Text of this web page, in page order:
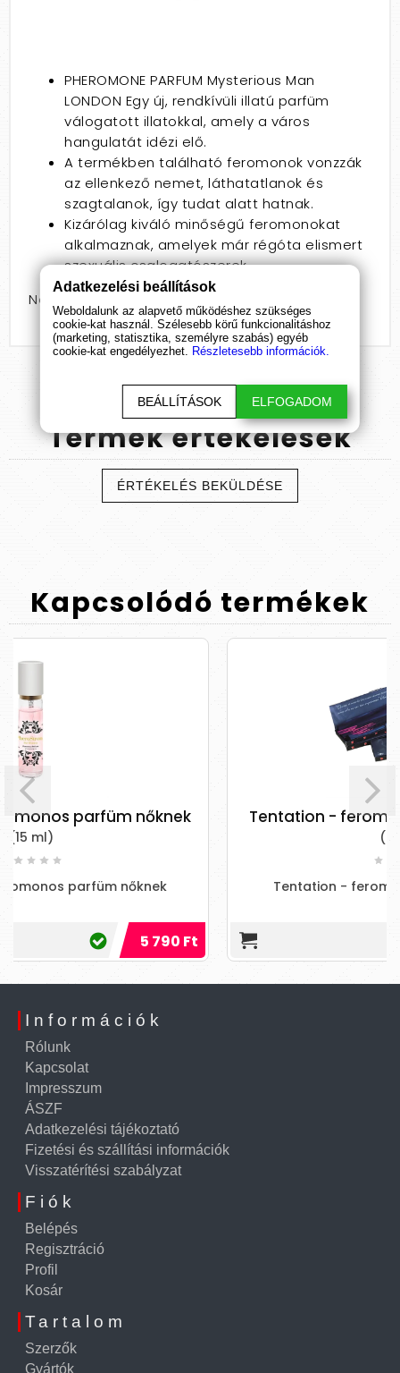
PHEROMONE PARFUM Mysterious Man
LONDON Egy új, rendkívüli illatú parfüm
válogatott illatokkal, amely a város
hangulatát idézi elő.
A termékben található feromonok vonzzák
az ellenkező nemet, láthatatlanok és
szagtalanok, így tudat alatt hatnak.
Kizárólag kiváló minőségű feromonokat
alkalmaznak, amelyek már régóta elismert
szexuális csalogatószerek.
Nem: férfiaknak
Termékértékelések
ÉRTÉKELÉS BEKÜLDÉSE
Kapcsolódó termékek
nőknek
nőknek
Tentation - feromonos füstölő -
Tentation - feromonos füstölő -
Információk
Rólunk
Kapcsolat
Impresszum
ÁSZF
Adatkezelési tájékoztató
Fizetési és szállítási információk
Visszatérítési szabályzat
Fiók
Belépés
Regisztráció
Profil
Kosár
Tartalom
Szerzők
Gyártók
Adatkezelési beállítások
Weboldalunk az alapvető működéshez szükséges
cookie-kat használ. Szélesebb körű funkcionalitáshoz
(marketing, statisztika, személyre szabás) egyéb
cookie-kat engedélyezhet. Részletesebb információk.
BEÁLLÍTÁSOK ELFOGADOM